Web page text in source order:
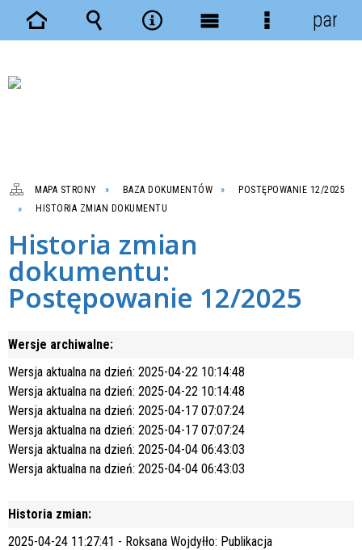
MAPA STRONY BAZA DOKUMENTÓW
POSTĘPOWANIE 12/2025
HISTORIA ZMIAN DOKUMENTU
Historia zmian
dokumentu:
Postępowanie 12/2025
Wersje archiwalne:
Wersja aktualna na dzień: 2025-04-22 10:14:48
Wersja aktualna na dzień: 2025-04-22 10:14:48
Wersja aktualna na dzień: 2025-04-17 07:07:24
Wersja aktualna na dzień: 2025-04-17 07:07:24
Wersja aktualna na dzień: 2025-04-04 06:43:03
Wersja aktualna na dzień: 2025-04-04 06:43:03
Historia zmian:
2025-04-24 11:27:41 - Roksana Wojdyłło: Publikacja
Strona Wyszukiwarka
NarzędziaMenu
Menu
panel